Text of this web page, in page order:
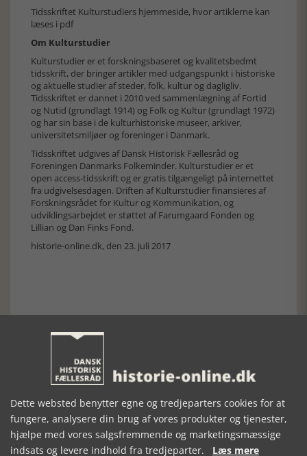
Tidsskriftet Kulturstudiers hjemmeside, hvor artiklerne kan
læses i pdf
Om Kulturstudier
Kulturstudier er et forskningsbaseret og kvalitetsbedmt
tidsskrift, der bringer artikler med udgangspunkt i historiske
og aktuelle studier af steder, folk, kultur og dagligliv.
Tidsskriftet er dannet i 2010 ved sammenlægning af Fortid
og Nutid (grundlagt 1914) og Folk og Kultur (grundlagt 1972)
og har sin base i de kulturhistoriske museer, arkiver,
universitetsmiljøer og foreninger i Danmark.
Tidsskriftet udgives af Dansk Historisk Fællesråd og
Foreningen Danmarks Folkeminder. Kulturstudier er et
open access-tidsskrift og er gratis tilgængeligt på internettet
fra udgivelsesdagen. Driften af Kulturstudier finansieres af
Forskningsrådet for Kultur og Kommunikation, og
udviklingsarbejdet er støttet af Farumgaard Fonden og
Lillian og Dan Finks Fond.
historie-online.dk, den 23. juli 2017
Forrige artikel
SE RELATEREDE ARTIKLER
Dette websted benytter egne og tredjeparters cookies for at
fungere, analysere din brug af vores produkter og tjenester,
hjælpe med vores salgsfremmende og marketingsmæssige
indsats og levere indhold fra tredjeparter. Læs mere